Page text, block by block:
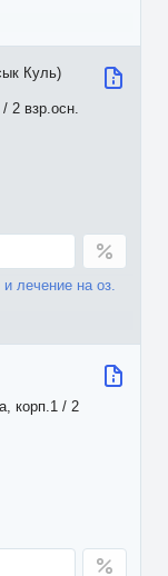
Куль)
2 взр.осн.
лечение на оз.
корп.1 / 2